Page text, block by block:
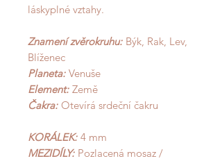
láskyplné vztahy.
Znamení zvěrokruhu: Býk, Rak, Lev,
Blíženec
Planeta: Venuše
Element: Země
Čakra: Otevírá srdeční čakru
KORÁLEK: 4 mm
MEZIDÍLY: Pozlacená mosaz /